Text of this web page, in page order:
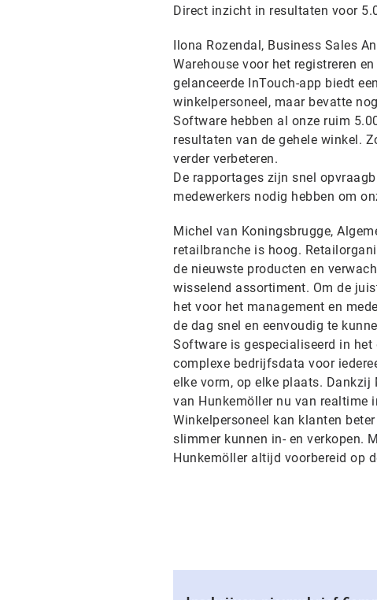
Direct inzicht in resultaten voor
Ilona Rozendal, Business Sales
Warehouse voor het registreren
gelanceerde InTouch-app biedt
winkelpersoneel, maar bevatte
Software hebben al onze ruim
resultaten van de gehele winkel.
verder verbeteren.
De rapportages zijn snel
medewerkers nodig hebben om
Michel van Koningsbrugge,
retailbranche is hoog.
de nieuwste producten en
wisselend assortiment. Om de
het voor het management en
de dag snel en eenvoudig te
Software is gespecialiseerd in
complexe bedrijfsdata voor
elke vorm, op elke plaats. Dankzij
van Hunkemöller nu van realtime
Winkelpersoneel kan klanten
slimmer kunnen in- en verkopen.
Hunkemöller altijd voorbereid op